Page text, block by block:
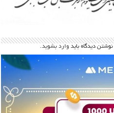
دیدگاه باید وارد بشوید.